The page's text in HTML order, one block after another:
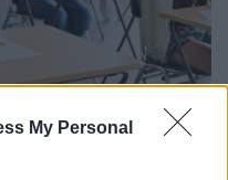
My Personal
A 100 EZER FORINTOS
AMIT NEM KELL KÜLÖN